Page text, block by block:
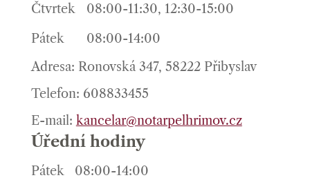
Čtvrtek
08:00-11:30, 12:30-15:00
Pátek
08:00-14:00
Adresa: Ronovská 347, 58222 Přibyslav
Telefon: 608833455
E-mail: kancelar@notarpelhrimov.cz
Úřední hodiny
Pátek 08:00-14:00